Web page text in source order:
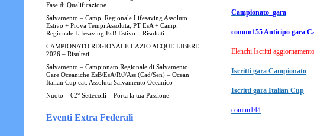
Fase di Qualificazione
Salvamento – Camp. Regionale Lifesaving Assoluto
Estivo + Prova Tempi Assoluta, PT EsA + Camp.
Regionale Lifesaving EsB Estivo – Risultati
CAMPIONATO REGIONALE LAZIO ACQUE LIBERE
2026 – Risultati
Salvamento – Campionato Regionale di Salvamento
Gare Oceaniche EsB/EsA/R/J/Ass (Cad/Sen) – Ocean
Italian Cup cat. Assoluta Salvamento Oceanico
Nuoto – 62° Settecolli – Porta la tua Passione
Eventi Extra Federali
Campionato_gara
comun155 Anticipo gara
Elenchi Iscritti
Iscritti gara Campionato
Iscritti gara Italian Cup
comun144